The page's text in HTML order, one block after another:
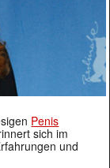
Penis
sich im
und